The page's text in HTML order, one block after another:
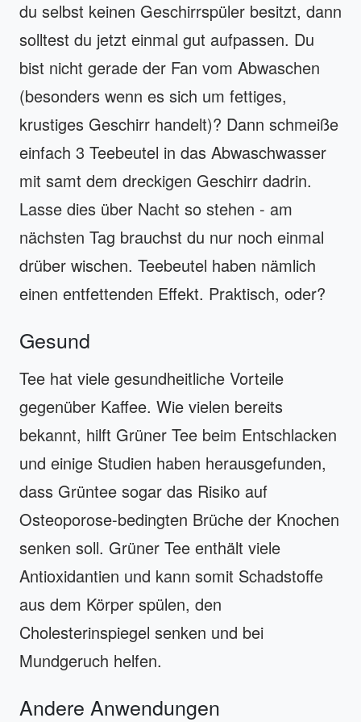
du selbst keinen Geschirrspüler besitzt, dann
solltest du jetzt einmal gut aufpassen. Du
bist nicht gerade der Fan vom Abwaschen
(besonders wenn es sich um fettiges,
krustiges Geschirr handelt)? Dann schmeiße
einfach 3 Teebeutel in das Abwaschwasser
mit samt dem dreckigen Geschirr dadrin.
Lasse dies über Nacht so stehen - am
nächsten Tag brauchst du nur noch einmal
drüber wischen. Teebeutel haben nämlich
einen entfettenden Effekt. Praktisch, oder?
Gesund
Tee hat viele gesundheitliche Vorteile
gegenüber Kaffee. Wie vielen bereits
bekannt, hilft Grüner Tee beim Entschlacken
und einige Studien haben herausgefunden,
dass Grüntee sogar das Risiko auf
Osteoporose-bedingten Brüche der Knochen
senken soll. Grüner Tee enthält viele
Antioxidantien und kann somit Schadstoffe
aus dem Körper spülen, den
Cholesterinspiegel senken und bei
Mundgeruch helfen.
Andere Anwendungen